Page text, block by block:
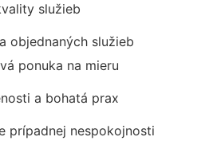
služieb
objednaných služieb
ponuka na mieru
a bohatá prax
prípadnej nespokojnosti